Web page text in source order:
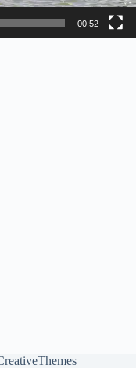
00:52